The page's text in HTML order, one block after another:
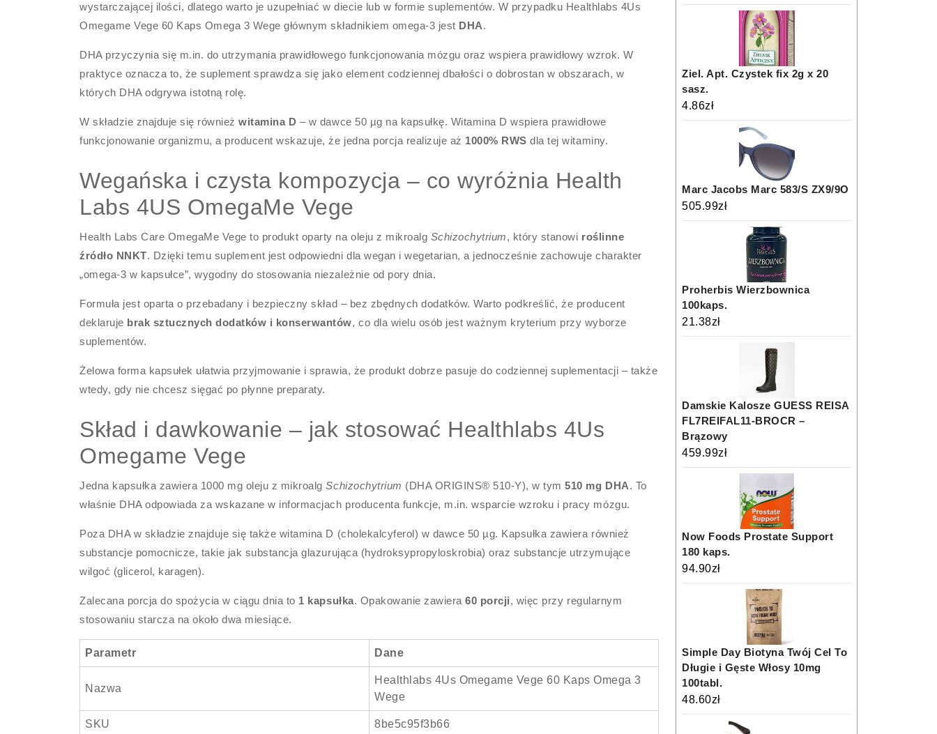
wystarczającej ilości, dlatego warto je uzupełniać w diecie lub w formie suplementów. W przypadku Healthlabs 4Us
Omegame Vege 60 Kaps Omega 3 Wege głównym składnikiem omega-3 jest DHA.
DHA przyczynia się m.in. do utrzymania prawidłowego funkcjonowania mózgu oraz wspiera prawidłowy wzrok. W
praktyce oznacza to, że suplement sprawdza się jako element codziennej dbałości o dobrostan w obszarach, w
których DHA odgrywa istotną rolę.
W składzie znajduje się równieżwitamina D – w dawce 50 µg na kapsułkę. Witamina D wspiera prawidłowe
funkcjonowanie organizmu, a producent wskazuje, że jedna porcja realizuje aż 1000% RWS dla tej witaminy.
Wegańska i czysta kompozycja – co wyróżnia Health
Labs 4US OmegaMe Vege
Health Labs Care OmegaMe Vege to produkt oparty na oleju z mikroalg Schizochytrium, który stanowi roślinne
źródło NNKT. Dzięki temu suplement jest odpowiedni dla wegan i wegetarian, a jednocześnie zachowuje charakter
„omega-3 w kapsułce”, wygodny do stosowania niezależnie od pory dnia.
Formuła jest oparta o przebadany i bezpieczny skład – bez zbędnych dodatków. Warto podkreślić, że producent
deklaruje brak sztucznych dodatków i konserwantów, co dla wielu osób jest ważnym kryterium przy wyborze
suplementów.
Żelowa forma kapsułek ułatwia przyjmowanie i sprawia, że produkt dobrze pasuje do codziennej suplementacji – także
wtedy, gdy nie chcesz sięgać po płynne preparaty.
Skład i dawkowanie – jak stosować Healthlabs 4Us
Omegame Vege
Jedna kapsułka zawiera 1000 mg oleju z mikroalgSchizochytrium (DHA ORIGINS® 510‑Y), w tym510 mg DHA. To
właśnie DHA odpowiada za wskazane w informacjach producenta funkcje, m.in. wsparcie wzroku i pracy mózgu.
Poza DHA w składzie znajduje się także witamina D (cholekalcyferol) w dawce 50 µg. Kapsułka zawiera również
substancje pomocnicze, takie jak substancja glazurująca (hydroksypropyloskrobia) oraz substancje utrzymujące
wilgoć (glicerol, karagen).
Zalecana porcja do spożycia w ciągu dnia to 1 kapsułka. Opakowanie zawiera60 porcji, więc przy regularnym
stosowaniu starcza na około dwa miesiące.
Parametr Dane
Nazwa
Healthlabs 4Us Omegame Vege 60 Kaps Omega 3
Wege
SKU 8be5c95f3b66
Ziel. Apt. Czystek fix 2g x 20
sasz.
4.86zł
Marc Jacobs Marc 583/S ZX9/9O
505.99zł
Proherbis Wierzbownica
100kaps.
21.38zł
Damskie Kalosze GUESS REISA
FL7REIFAL11-BROCR –
Brązowy
459.99zł
Now Foods Prostate Support
180 kaps.
94.90zł
Simple Day Biotyna Twój Cel To
Długie i Gęste Włosy 10mg
100tabl.
48.60zł